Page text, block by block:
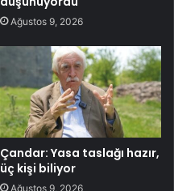
Ağustos 9, 2026
Çandar: Yasa taslağı hazır,
üç kişi biliyor
Ağustos 9, 2026